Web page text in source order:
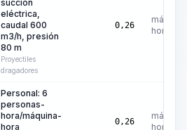
succión
eléctrica,
caudal 600
m3/h, presión
80 m
Proyectiles
dragadores
0,26
hora
Personal: 6
personas-
hora/máquina-
hora
0,26
hora